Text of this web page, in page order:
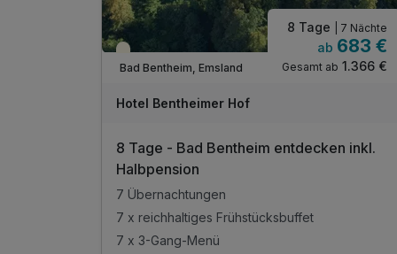
Teilweise ausgelastet
Bad Bentheim, Emsland
8 Tage | 7 Nächte
ab 683 €
Gesamt ab 1.366 €
Hotel Bentheimer Hof
8 Tage - Bad Bentheim entdecken inkl.
Halbpension
7 Übernachtungen
7 x reichhaltiges Frühstücksbuffet
7 x 3-Gang-Menü